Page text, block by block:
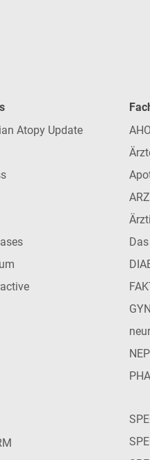
Atopy Update